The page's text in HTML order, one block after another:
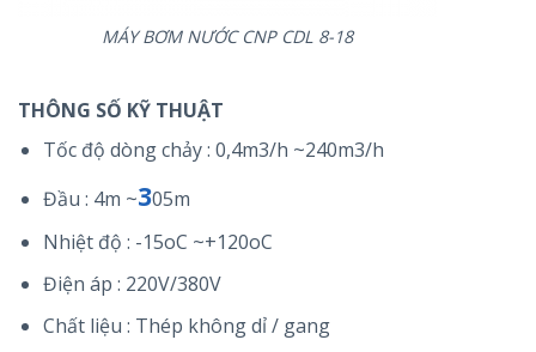
MÁY BƠM NƯỚC CNP CDL 8-18
THÔNG SỐ KỸ THUẬT
Tốc độ dòng chảy : 0,4m3/h ~240m3/h
Đầu : 4m ~305m
Nhiệt độ : -15oC ~+120oC
Điện áp : 220V/380V
Chất liệu : Thép không dỉ / gang